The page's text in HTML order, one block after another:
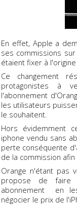
En effet, Apple a
ses commissions
étaient fixer à
Ce changement
protagonistes à
l'abonnement
les utilisateurs
le souhaitent.
Hors évidemment
iphone vendu sans
perte conséquente
de la commission
Orange n'étant pas
propose de faire
abonnement en
négocier le prix de